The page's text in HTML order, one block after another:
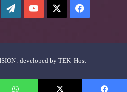
فيسبوك ‫YouTube
. developed byTEK-Host